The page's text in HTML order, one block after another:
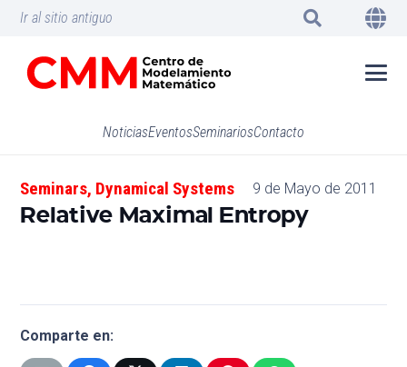
Ir al sitio antiguo
NoticiasEventosSeminariosContacto
Seminars, Dynamical Systems 9 de Mayo de 2011
Relative Maximal Entropy
Comparte en: